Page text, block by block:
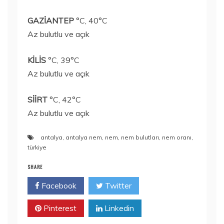
GAZİANTEP °C, 40°C
Az bulutlu ve açık
KİLİS °C, 39°C
Az bulutlu ve açık
SİİRT °C, 42°C
Az bulutlu ve açık
antalya, antalya nem, nem, nem bulutları, nem oranı,
türkiye
SHARE
Facebook Twitter
Pinterest Linkedin